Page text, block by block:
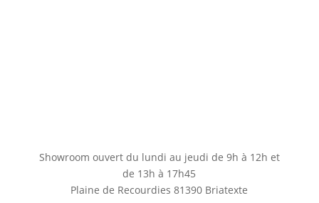
Showroom ouvert du lundi au jeudi de 9h à 12h et
de 13h à 17h45
Plaine de Recourdies81390 Briatexte